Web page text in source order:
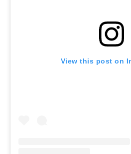
View this post on